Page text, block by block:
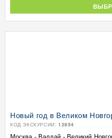
Новый год в Великом
КОД ЭКСКУРСИИ: 12854